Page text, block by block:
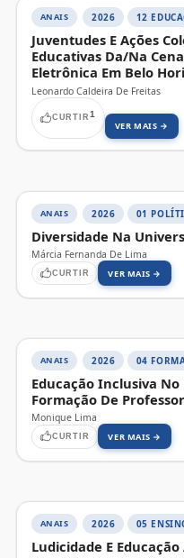
ANAIS 2026
Juventudes E Ações
Educativas Da/Na
Eletrônica Em Belo
Leonardo Caldeira De Freitas
CURTIR 1
VER MAIS →
ANAIS 2026
Diversidade Na
Márcia Fernanda De Lima
CURTIR VER MAIS →
ANAIS 2026
Educação Inclusiva
Formação De
Monique Lima
CURTIR VER MAIS →
ANAIS 2026
Ludicidade E